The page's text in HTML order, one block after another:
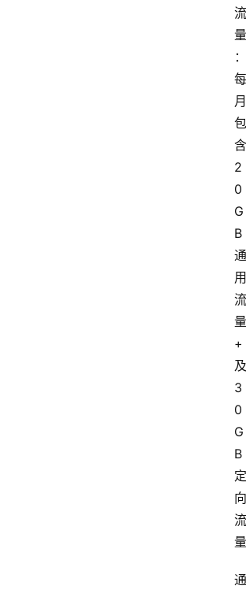
流
量
：
每
月
包
含
2
0
G
B
通
用
流
量
+
及
3
0
G
B
定
向
流
量
通